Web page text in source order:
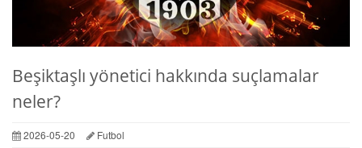
Beşiktaşlı yönetici hakkında suçlamalar
neler?
2026-05-20 Futbol